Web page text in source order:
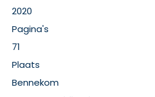
2020
Pagina's
71
Plaats
Bennekom